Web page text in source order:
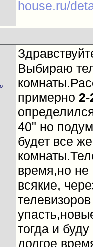
house.ru/
Выбираю
примерно
40" но
будет все
время,но не
всякие,
тогда и
долгое